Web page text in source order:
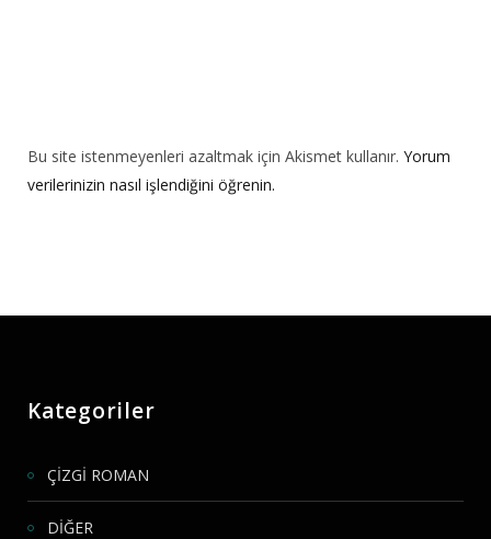
Bu site istenmeyenleri azaltmak için Akismet kullanır. Yorum
verilerinizin nasıl işlendiğini öğrenin.
Kategoriler
ÇİZGİ ROMAN
DİĞER